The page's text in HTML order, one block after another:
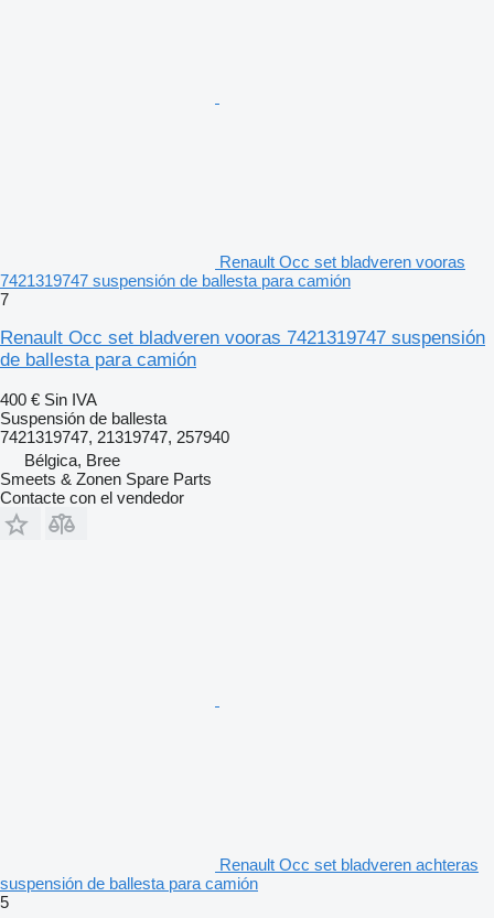
Renault Occ set bladveren vooras
7421319747 suspensión de ballesta para camión
7
Renault Occ set bladveren vooras 7421319747 suspensión
de ballesta para camión
400 € Sin IVA
Suspensión de ballesta
7421319747, 21319747, 257940
Bélgica, Bree
Smeets & Zonen Spare Parts
Contacte con el vendedor
Renault Occ set bladveren achteras
suspensión de ballesta para camión
5